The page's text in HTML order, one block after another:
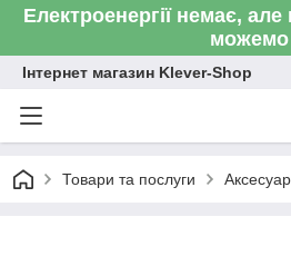
Електроенергії немає,
можемо
Інтернет магазин Klever-Shop
Товари та послуги